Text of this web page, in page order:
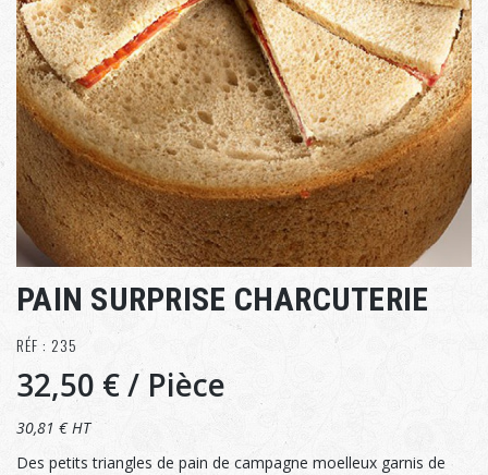
PAIN SURPRISE CHARCUTERIE
RÉF : 235
32,50 €/ Pièce
30,81 € HT
Des petits triangles de pain de campagne moelleux garnis de